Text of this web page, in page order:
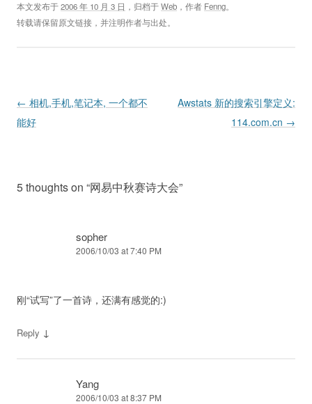
本文发布于2006 年 10 月 3 日 ，归档于Web ，作者 Fenng。
转载请保留原文链接，并注明作者与出处。
Post navigation
← 相机,手机,笔记本, 一个都不
能好
Awstats 新的搜索引擎定义:
114.com.cn →
5 thoughts on “网易中秋赛诗大会”
sopher
2006/10/03 at 7:40 PM
刚“试写”了一首诗，还满有感觉的:)
Reply ↓
Yang
2006/10/03 at 8:37 PM